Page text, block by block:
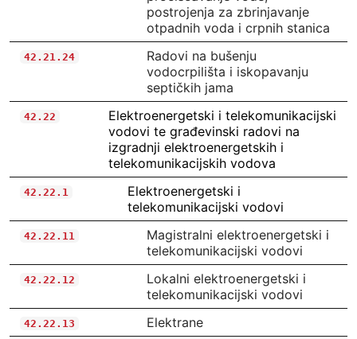
postrojenja za zbrinjavanje
otpadnih voda i crpnih stanica
42.21.24
Radovi na bušenju
vodocrpilišta i iskopavanju
septičkih jama
42.22
Elektroenergetski i telekomunikacijski
vodovi te građevinski radovi na
izgradnji elektroenergetskih i
telekomunikacijskih vodova
42.22.1
Elektroenergetski i
telekomunikacijski vodovi
42.22.11
Magistralni elektroenergetski i
telekomunikacijski vodovi
42.22.12
Lokalni elektroenergetski i
telekomunikacijski vodovi
42.22.13 Elektrane